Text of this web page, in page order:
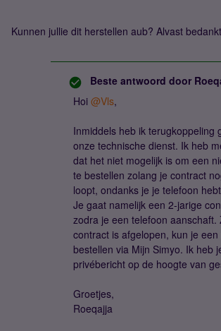
Kunnen jullie dit herstellen aub? Alvast
Beste antwoord door
Hoi @Vls,
Inmiddels heb ik terugkoppeling
onze technische dienst. Ik heb
dat het niet mogelijk is om een
te bestellen zolang je contract
loopt, ondanks je je telefoon
Je gaat namelijk een 2-jarige
zodra je een telefoon aanschaft.
contract is afgelopen, kun je
bestellen via Mijn Simyo. Ik heb
privébericht op de hoogte van
Groetjes,
Roeqajja